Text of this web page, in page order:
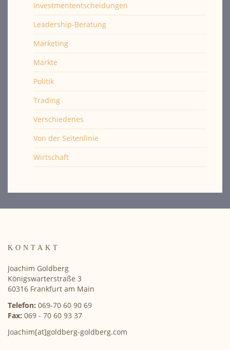
Investmententscheidungen
Leadership-Beratung
Marketing
Märkte
Politik
Trading
Verschiedenes
Von der Seitenlinie
Wirtschaft
KONTAKT
Joachim Goldberg
Königswarterstraße 3
60316 Frankfurt am Main
Telefon: 069-70 60 90 69
Fax: 069 - 70 60 93 37
Joachim[at]goldberg-goldberg.com